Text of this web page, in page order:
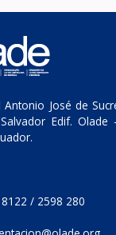
Antonio José de
Edif. Olade
/ 2598 280